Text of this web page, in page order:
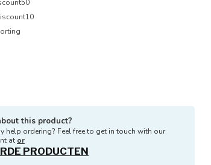
this product?
help ordering? Feel free to get in touch with our
at or
PRODUCTEN